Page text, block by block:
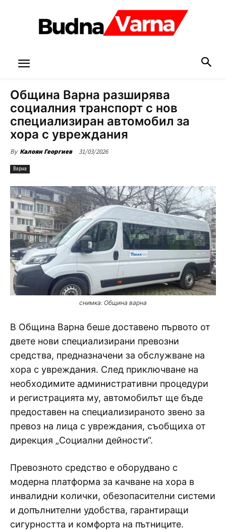
Община Варна разширява
социалния транспорт с нов
специализиран автомобил за
хора с увреждания
By Калоян Георгиев 31/03/2026
Варна
снимка: Община варна
В Община Варна беше доставено първото от
двете нови специализирани превозни
средства, предназначени за обслужване на
хора с увреждания. След приключване на
необходимите административни процедури
и регистрацията му, автомобилът ще бъде
предоставен на специализираното звено за
превоз на лица с увреждания, съобщиха от
дирекция „Социални дейности“.
Превозното средство е оборудвано с
модерна платформа за качване на хора в
инвалидни колички, обезопасителни системи
и допълнителни удобства, гарантиращи
сигурността и комфорта на пътниците.